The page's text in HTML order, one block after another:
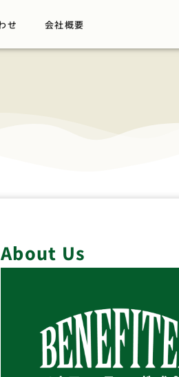
せ 会社概要
About Us